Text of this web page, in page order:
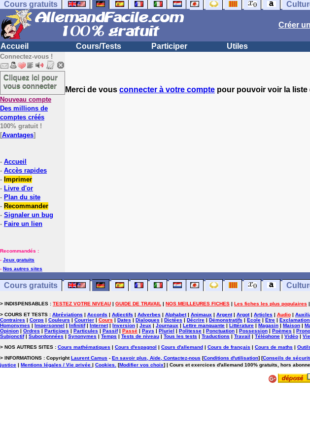
Cours gratuits
Créer
Accueil Cours/Tests Participer Utiles
Connectez-vous !
Cliquez ici pour
vous connecter
Nouveau compte
Des millions de
comptes créés
100% gratuit !
[Avantages]
- Accueil
- Accès rapides
- Imprimer
- Livre d'or
- Plan du site
- Recommander
- Signaler un bug
- Faire un lien
Recommandés :
- Jeux gratuits
- Nos autres sites
Merci de vous connecter à votre compte pour pouvoir voir la liste
Cours gratuits
> INDISPENSABLES : TESTEZ VOTRE NIVEAU | GUIDE DE TRAVAIL | NOS MEILLEURES FICHES | Les fiches les plus populaires |
> COURS ET TESTS : Abréviations | Accords | Adjectifs | Adverbes | Alphabet| Animaux | Argent| Argot| Articles | Audio |
Contraires | Corps | Couleurs | Courrier | Cours | Dates | Dialogues | Dictées | Décrire | Démonstratifs | Ecole | Etre |
Homonymes | Impersonnel | Infinitif| Internet| Inversion | Jeux | Journaux | Lettre manquante | Littérature | Magasin | Maison |
Opinion | Ordres | Participes | Particules | Passif| Passé | Pays | Pluriel | Politesse | Ponctuation | Possession | Poèmes |
Subjonctif| Subordonnées | Synonymes | Temps | Tests de niveau | Tous les tests | Traductions | Travail | Téléphone | Vidéo |
> NOS AUTRES SITES : Cours mathématiques | Cours d'espagnol | Cours d'allemand | Cours de français | Cours de maths |
> INFORMATIONS : CopyrightLaurent Camus - En savoir plus, Aide, Contactez-nous [Conditions d'utilisation] [Conseils de
justice | Mentions légales / Vie privée | Cookies [Modifier vos choix] | Cours et exercices d'allemand 100% gratuits, hors